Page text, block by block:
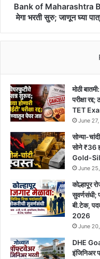
भरती
सुरु;
सविस्तर
Bank of Maharashtra
मेगा भरती सुरु; जाणून घ्या
मोठी
परीक्षा
TET
June
सोन्या-
सोने ₹36
Gold-
June
कोल्हापूर
सुवर्णसंधी;
बी.टेक,
2026
June
DHE
इंजिनिअर